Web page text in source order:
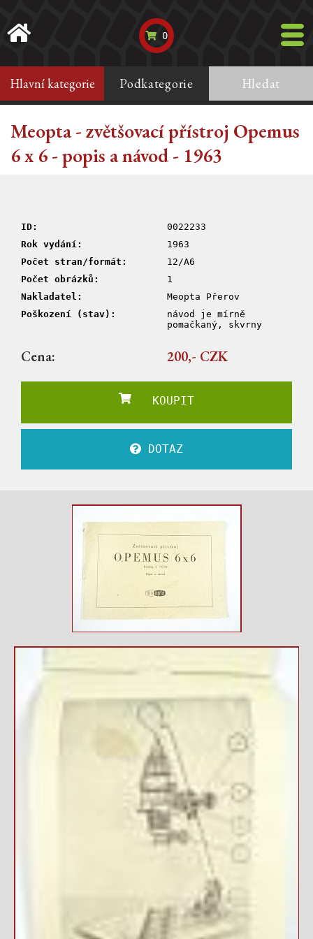
0
Hlavní kategorie Podkategorie Hledat
Meopta - zvětšovací přístroj Opemus
6 x 6 - popis a návod - 1963
ID:
0022233
Rok vydání:
1963
Počet stran/formát:
12/A6
Počet obrázků:
1
Nakladatel:
Meopta Přerov
Poškození (stav):
návod je mírně
pomačkaný, skvrny
Cena: 200,- CZK
KOUPIT
DOTAZ